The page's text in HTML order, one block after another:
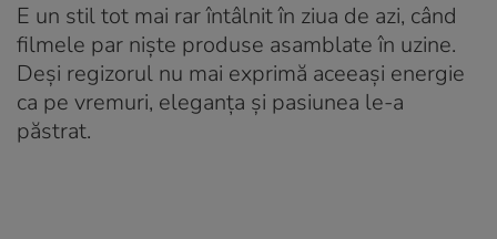
E un stil tot mai rar întâlnit în ziua de azi, când
filmele par niște produse asamblate în uzine.
Deși regizorul nu mai exprimă aceeași energie
ca pe vremuri, eleganța și pasiunea le-a
păstrat.